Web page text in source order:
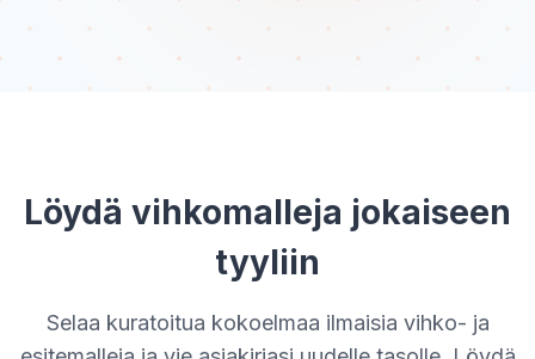
Löydä vihkomalleja jokaiseen
tyyliin
Selaa kuratoitua kokoelmaa ilmaisia vihko- ja